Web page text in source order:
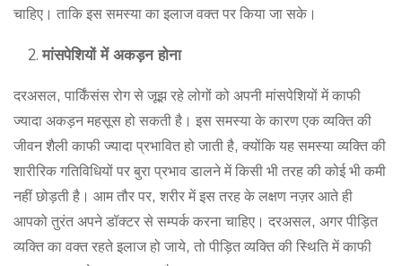
चाहिए। ताकि इस समस्या का इलाज वक्त पर किया जा सके।
मांसपेशियों में अकड़न होना
दरअसल, पार्किंसंस रोग से जूझ रहे लोगों को अपनी मांसपेशियों में काफी
ज्यादा अकड़न महसूस हो सकती है। इस समस्या के कारण एक व्यक्ति की
जीवन शैली काफी ज्यादा प्रभावित हो जाती है, क्योंकि यह समस्या व्यक्ति की
शारीरिक गतिविधियों पर बुरा प्रभाव डालने में किसी भी तरह की कोई भी कमी
नहीं छोड़ती है। आम तौर पर, शरीर में इस तरह के लक्षण नज़र आते ही
आपको तुरंत अपने डॉक्टर से सम्पर्क करना चाहिए। दरअसल, अगर पीड़ित
व्यक्ति का वक्त रहते इलाज हो जाये, तो पीड़ित व्यक्ति की स्थिति में काफी